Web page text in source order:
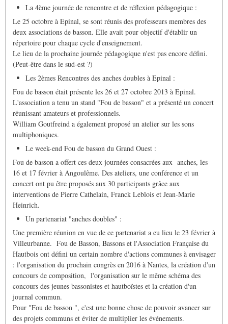
La 4ème journée de rencontre et de réflexion pédagogique :
Le 25 octobre à Epinal, se sont réunis des professeurs membres des
deux associations de basson. Elle avait pour objectif d'établir un
répertoire pour chaque cycle d'enseignement.
Le lieu de la prochaine journée pédagogique n'est pas encore défini.
(Peut-être dans le sud-est ?)
Les 2èmes Rencontres des anches doubles à Epinal :
Fou de basson était présente les 26 et 27 octobre 2013 à Epinal.
L'association a tenu un stand "Fou de basson" et a présenté un concert
réunissant amateurs et professionnels.
William Goutfreind a également proposé un atelier sur les sons
multiphoniques.
Le week-end Fou de basson du Grand Ouest :
Fou de basson a offert ces deux journées consacrées aux anches, les
16 et 17 février à Angoulême. Des ateliers, une conférence et un
concert ont pu être proposés aux 30 participants grâce aux
interventions de Pierre Cathelain, Franck Leblois et Jean-Marie
Heinrich.
Un partenariat "anches doubles" :
Une première réunion en vue de ce partenariat a eu lieu le 23 février à
Villeurbanne. Fou de Basson, Bassons et l'Association Française du
Hautbois ont défini un certain nombre d'actions communes à envisager
: l'organisation du prochain congrès en 2016 à Nantes, la création d'un
concours de composition, l'organisation sur le même schéma des
concours des jeunes bassonistes et hautboïstes et la création d'un
journal commun.
Pour "Fou de basson ", c'est une bonne chose de pouvoir avancer sur
des projets communs et éviter de multiplier les événements.